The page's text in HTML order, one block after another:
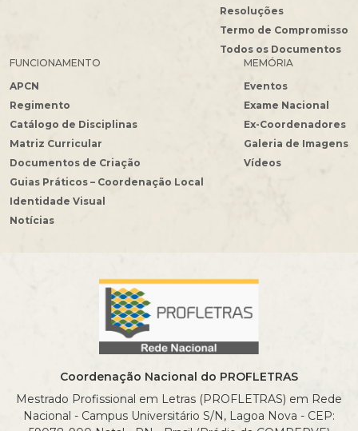
Resoluções
Termo de Compromisso
Todos os Documentos
FUNCIONAMENTO
APCN
Regimento
Catálogo de Disciplinas
Matriz Curricular
Documentos de Criação
Guias Práticos – Coordenação Local
Identidade Visual
MEMÓRIA
Eventos
Exame Nacional
Ex-Coordenadores
Galeria de Imagens
Vídeos
Notícias
Coordenação Nacional do PROFLETRAS
Mestrado Profissional em Letras (PROFLETRAS) em Rede
Nacional - Campus Universitário S/N, Lagoa Nova - CEP: